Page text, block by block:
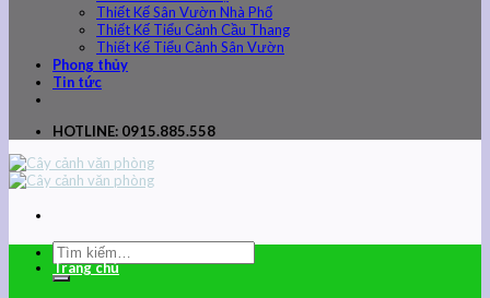
Thiết Kế Sân Vườn Nhà Phố
Thiết Kế Tiểu Cảnh Cầu Thang
Thiết Kế Tiểu Cảnh Sân Vườn
Phong thủy
Tin tức
HOTLINE: 0915.885.558
Trang chủ